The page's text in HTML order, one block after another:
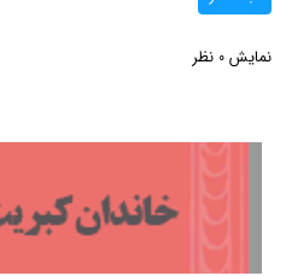
نمایش 0 نظر